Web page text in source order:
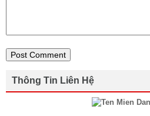
Thông Tin Liên Hệ